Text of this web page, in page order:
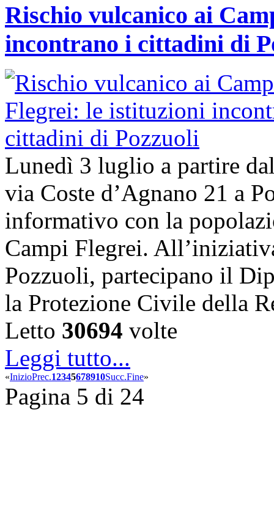
Rischio vulcanico ai
incontrano i cittadini di
Lunedì 3 luglio a partire
via Coste d’Agnano 21 a
informativo con la
Campi Flegrei.
Pozzuoli, partecipano il
la Protezione Civile della
Letto 30694 volte
Leggi tutto...
«InizioPrec.12345678910Succ.Fine»
Pagina 5 di 24